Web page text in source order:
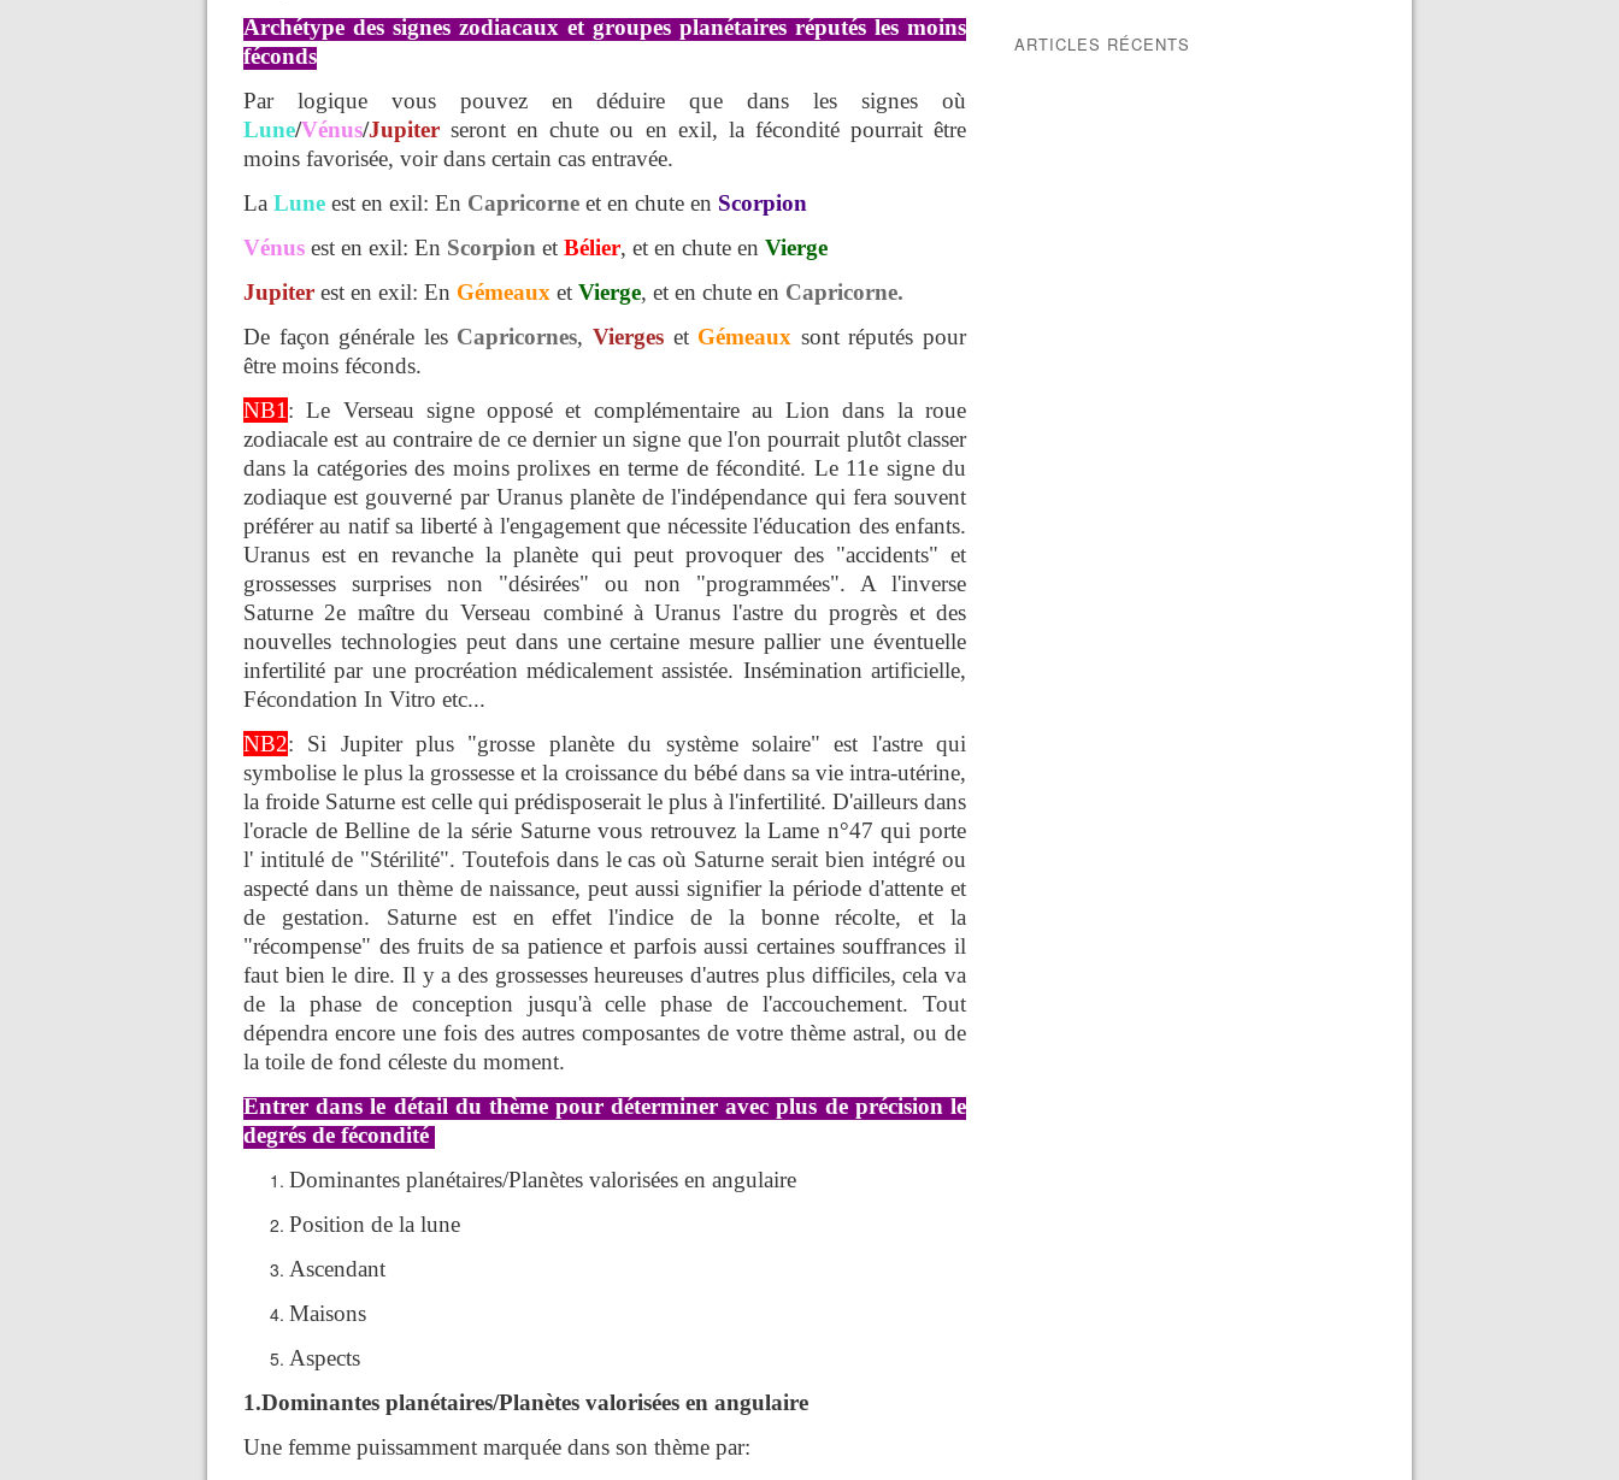
Archétype des signes zodiacaux et groupes planétaires réputés les moins
féconds
Par logique vous pouvez en déduire que dans les signes où
Lune/Vénus/Jupiter seront en chute ou en exil, la fécondité pourrait être
moins favorisée, voir dans certain cas entravée.
La Lune est en exil: En Capricorne et en chute en Scorpion
Vénus est en exil: En Scorpion et Bélier, et en chute en Vierge
Jupiter est en exil: En Gémeaux et Vierge, et en chute en Capricorne.
De façon générale les Capricornes,Vierges et Gémeaux sont réputés pour
être moins féconds.
NB1 : Le Verseau signe opposé et complémentaire au Lion dans la roue
zodiacale est au contraire de ce dernier un signe que l'on pourrait plutôt classer
dans la catégories des moins prolixes en terme de fécondité. Le 11e signe du
zodiaque est gouverné par Uranus planète de l'indépendance qui fera souvent
préférer au natif sa liberté à l'engagement que nécessite l'éducation des enfants.
Uranus est en revanche la planète qui peut provoquer des "accidents" et
grossesses surprises non "désirées" ou non "programmées". A l'inverse
Saturne 2e maître du Verseau combiné à Uranus l'astre du progrès et des
nouvelles technologies peut dans une certaine mesure pallier une éventuelle
infertilité par une procréation médicalement assistée. Insémination artificielle,
Fécondation In Vitro etc...
NB2: Si Jupiter plus "grosse planète du système solaire" est l'astre qui
symbolise le plus la grossesse et la croissance du bébé dans sa vie intra-utérine,
la froide Saturne est celle qui prédisposerait le plus à l'infertilité. D'ailleurs dans
l'oracle de Belline de la série Saturne vous retrouvez la Lame n°47 qui porte
l' intitulé de "Stérilité". Toutefois dans le cas où Saturne serait bien intégré ou
aspecté dans un thème de naissance, peut aussi signifier la période d'attente et
de gestation. Saturne est en effet l'indice de la bonne récolte, et la
"récompense" des fruits de sa patience et parfois aussi certaines souffrances il
faut bien le dire. Il y a des grossesses heureuses d'autres plus difficiles, cela va
de la phase de conception jusqu'à celle phase de l'accouchement. Tout
dépendra encore une fois des autres composantes de votre thème astral, ou de
la toile de fond céleste du moment.
Entrer dans le détail du thème pour déterminer avec plus de précision le
degrés de fécondité
Dominantes planétaires/Planètes valorisées en angulaire
Position de la lune
Ascendant
Maisons
Aspects
1.Dominantes planétaires/Planètes valorisées en angulaire
Une femme puissamment marquée dans son thème par:
ARTICLES RÉCENTS